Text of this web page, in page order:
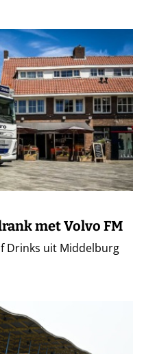
met Volvo FM
Drinks uit Middelburg